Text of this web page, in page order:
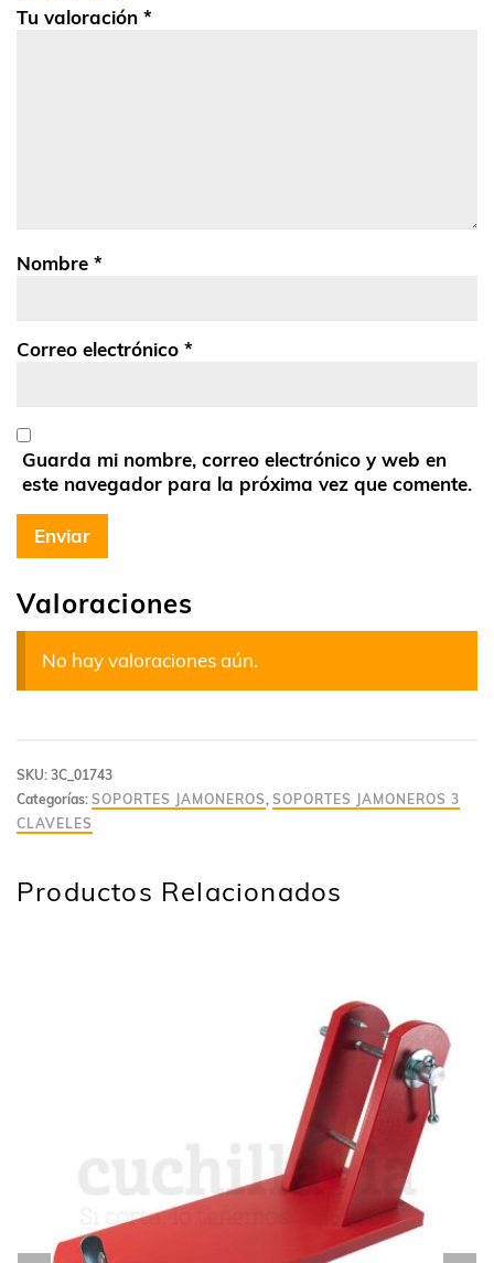
Valoraciones
No hay valoraciones aún.
Tu valoración *
Nombre *
Correo electrónico *
Guarda mi nombre, correo electrónico y web en
este navegador para la próxima vez que comente.
SKU: 3C_01743
Categorías: SOPORTES JAMONEROS , SOPORTES JAMONEROS 3
CLAVELES
Productos Relacionados